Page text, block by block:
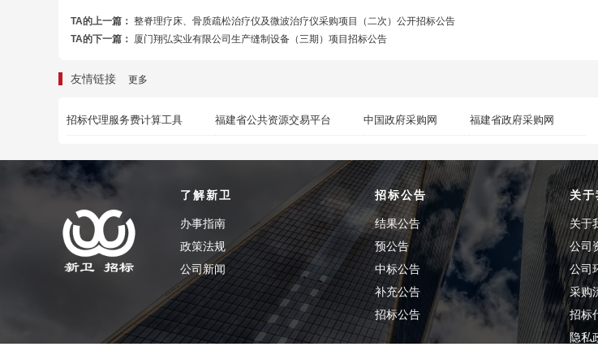
TA的上一篇： 整脊理疗床、骨质疏松治疗仪及微波治疗仪采购项目（二次）公开招标公告
TA的下一篇： 厦门翔弘实业有限公司生产缝制设备（三期）项目招标公告
友情链接 更多
招标代理服务费计算工具 福建省公共资源交易平台 中国政府采购网 福建省政府采购网
了解新卫
办事指南
政策法规
公司新闻
招标公告
结果公告
预公告
中标公告
补充公告
招标公告
关于
关于
公司
公司
采购
招标
隐私